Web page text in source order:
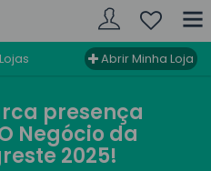
Lojas Abrir Minha Loja
presença
Negócio da
2025!